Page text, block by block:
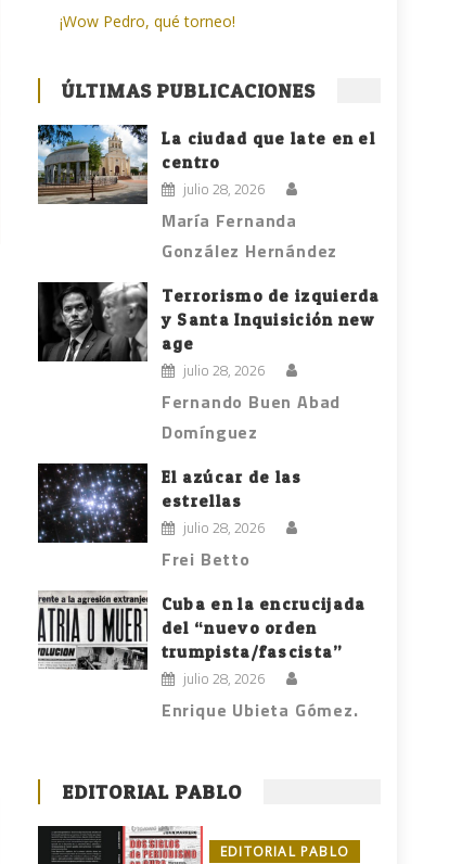
¡Wow Pedro, qué torneo!
ÚLTIMAS PUBLICACIONES
La ciudad que late en el
centro
julio 28, 2026
María Fernanda
González Hernández
Terrorismo de izquierda
y Santa Inquisición new
age
julio 28, 2026
Fernando Buen Abad
Domínguez
El azúcar de las
estrellas
julio 28, 2026
Frei Betto
Cuba en la encrucijada
del “nuevo orden
trumpista/fascista”
julio 28, 2026
Enrique Ubieta Gómez.
EDITORIAL PABLO
EDITORIAL PABLO